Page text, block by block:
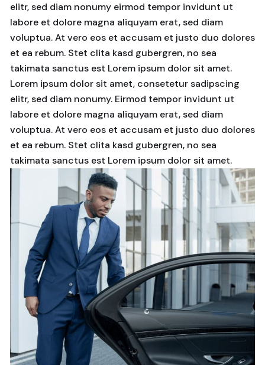
elitr, sed diam nonumy eirmod tempor invidunt ut
labore et dolore magna aliquyam erat, sed diam
voluptua. At vero eos et accusam et justo duo dolores
et ea rebum. Stet clita kasd gubergren, no sea
takimata sanctus est Lorem ipsum dolor sit amet.
Lorem ipsum dolor sit amet, consetetur sadipscing
elitr, sed diam nonumy. Eirmod tempor invidunt ut
labore et dolore magna aliquyam erat, sed diam
voluptua. At vero eos et accusam et justo duo dolores
et ea rebum. Stet clita kasd gubergren, no sea
takimata sanctus est Lorem ipsum dolor sit amet.